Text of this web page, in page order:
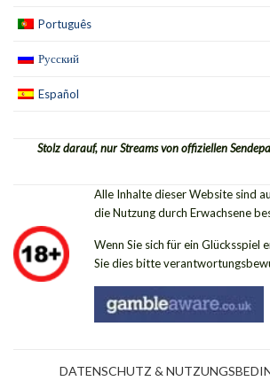
Português
Русский
Español
Stolz darauf, nur Streams von offiziellen
Alle Inhalte dieser Website sind
die Nutzung durch Erwachsene
Wenn Sie sich für ein Glücksspiel
Sie dies bitte
DATENSCHUTZ &